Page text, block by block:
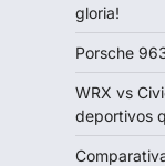
gloria!
Porsche
WRX vs
deportivos